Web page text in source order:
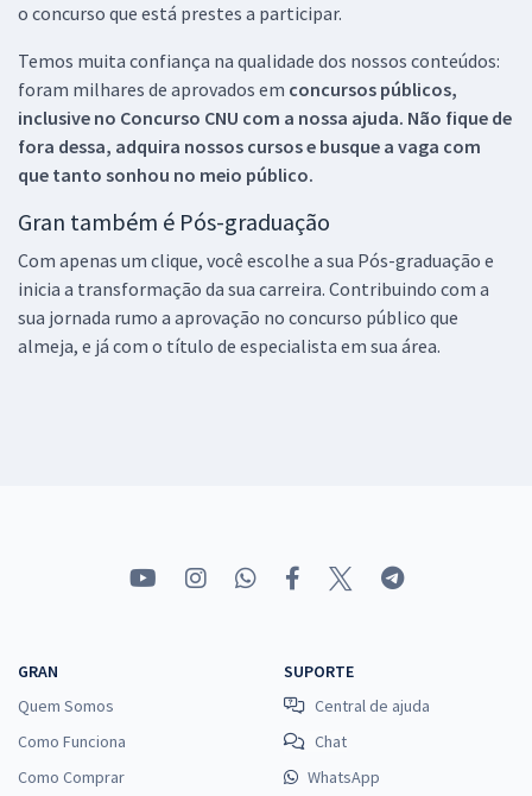
o concurso que está prestes a participar.
Temos muita confiança na qualidade dos nossos conteúdos:
foram milhares de aprovados em concursos públicos,
inclusive no Concurso CNU com a nossa ajuda. Não fique de
fora dessa, adquira nossos cursos e busque a vaga com
que tanto sonhou no meio público.
Gran também é Pós-graduação
Com apenas um clique, você escolhe a sua Pós-graduação e
inicia a transformação da sua carreira. Contribuindo com a
sua jornada rumo a aprovação no concurso público que
almeja, e já com o título de especialista em sua área.
GRAN
Quem Somos
Como Funciona
Como Comprar
SUPORTE
Central de ajuda
Chat
WhatsApp